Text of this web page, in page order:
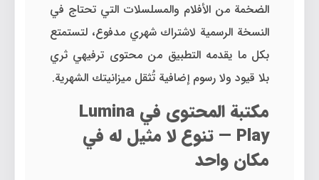
الضخمة من الأفلام والمسلسلات التي تحتاج في
النسخة الرسمية لاشتراك شهري مدفوع، لتستمتع
بكل ما يقدمه التطبيق من محتوى ترفيهي ثري
بلا قيود ولا رسوم إضافية تُثقل ميزانيتك الشهرية.
مكتبة المحتوى في Lumina
Play — تنوع لا مثيل له في
مكان واحد